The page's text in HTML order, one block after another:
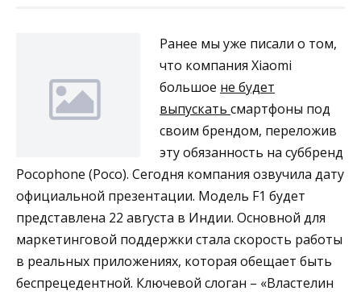
Ранее мы уже писали о том,
что компания Xiaomi
большое не будет
выпускать смартфоны под
своим брендом, переложив
эту обязанность на суббренд
Pocophone (Poco). Сегодня компания озвучила дату
официальной презентации. Модель F1 будет
представлена 22 августа в Индии. Основной для
маркетинговой поддержки стала скорость работы
в реальных приложениях, которая обещает быть
беспрецедентной. Ключевой слоган – «Властелин